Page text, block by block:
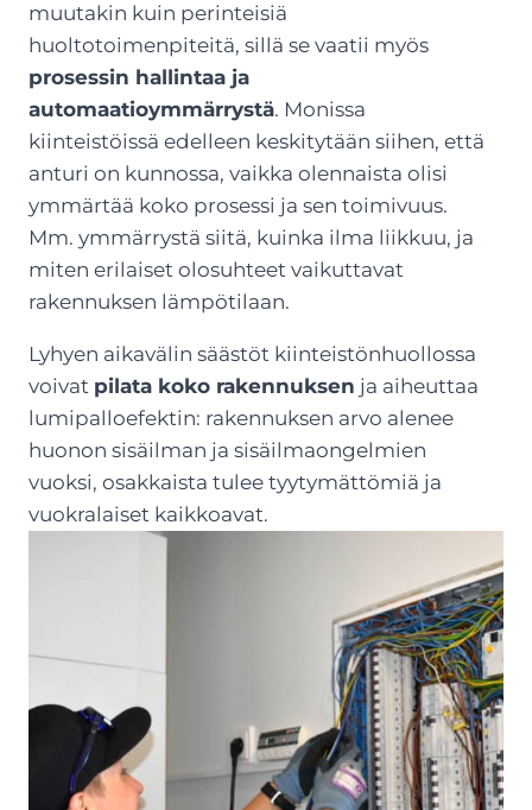
muutakin kuin perinteisiä
huoltotoimenpiteitä, sillä se vaatii myös
prosessin hallintaa ja
automaatioymmärrystä. Monissa
kiinteistöissä edelleen keskitytään siihen, että
anturi on kunnossa, vaikka olennaista olisi
ymmärtää koko prosessi ja sen toimivuus.
Mm. ymmärrystä siitä, kuinka ilma liikkuu, ja
miten erilaiset olosuhteet vaikuttavat
rakennuksen lämpötilaan.
Lyhyen aikavälin säästöt kiinteistönhuollossa
voivat pilata koko rakennuksen ja aiheuttaa
lumipalloefektin: rakennuksen arvo alenee
huonon sisäilman ja sisäilmaongelmien
vuoksi, osakkaista tulee tyytymättömiä ja
vuokralaiset kaikkoavat.